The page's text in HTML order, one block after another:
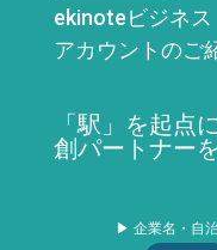
ekinoteビジネス
アカウントのご
「駅」を起点
創パートナー
▶ 企業名・自